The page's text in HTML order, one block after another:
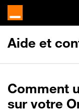
Aide et
Comment
sur votre